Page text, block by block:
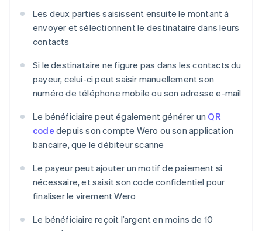
Les deux parties saisissent ensuite le montant à
envoyer et sélectionnent le destinataire dans leurs
contacts
Si le destinataire ne figure pas dans les contacts du
payeur, celui-ci peut saisir manuellement son
numéro de téléphone mobile ou son adresse e-mail
Le bénéficiaire peut également générer un QR
code depuis son compte Wero ou son application
bancaire, que le débiteur scanne
Le payeur peut ajouter un motif de paiement si
nécessaire, et saisit son code confidentiel pour
finaliser le virement Wero
Le bénéficiaire reçoit l’argent en moins de 10